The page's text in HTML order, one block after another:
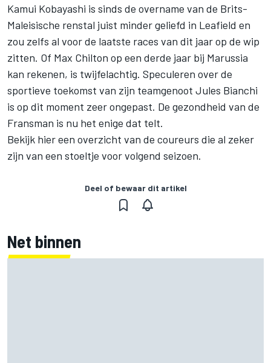
Kamui Kobayashi is sinds de overname van de Brits-
Maleisische renstal juist minder geliefd in Leafield en
zou zelfs al voor de laatste races van dit jaar op de wip
zitten. Of Max Chilton op een derde jaar bij Marussia
kan rekenen, is twijfelachtig. Speculeren over de
sportieve toekomst van zijn teamgenoot Jules Bianchi
is op dit moment zeer ongepast. De gezondheid van de
Fransman is nu het enige dat telt.
Bekijk hier een overzicht van de coureurs die al zeker
zijn van een stoeltje voor volgend seizoen.
Deel of bewaar dit artikel
Net binnen